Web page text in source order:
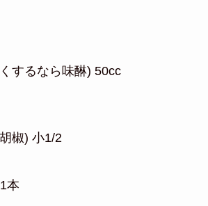
するなら味醂) 50cc
椒) 小1/2
本